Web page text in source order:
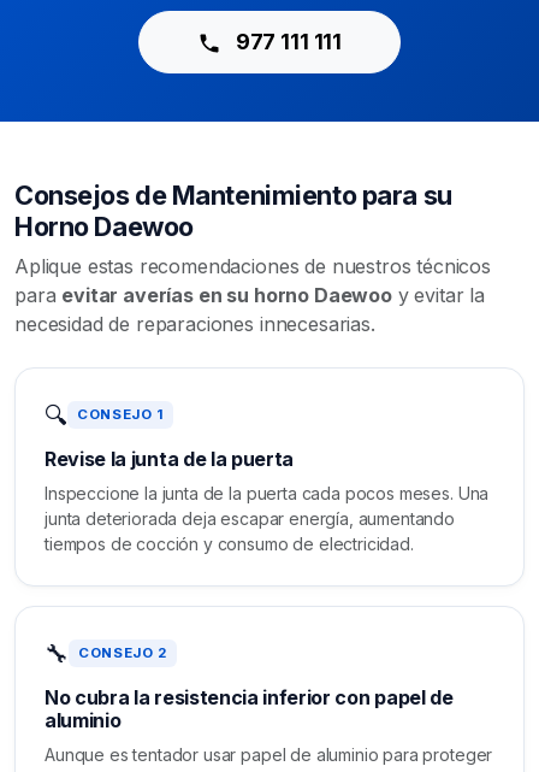
977 111 111
Consejos de Mantenimiento para su
Horno Daewoo
Aplique estas recomendaciones de nuestros técnicos
para evitar averías en su horno Daewooy evitar la
necesidad de reparaciones innecesarias.
🔍 CONSEJO 1
Revise la junta de la puerta
Inspeccione la junta de la puerta cada pocos meses. Una
junta deteriorada deja escapar energía, aumentando
tiempos de cocción y consumo de electricidad.
🔧 CONSEJO 2
No cubra la resistencia inferior con papel de
aluminio
Aunque es tentador usar papel de aluminio para proteger